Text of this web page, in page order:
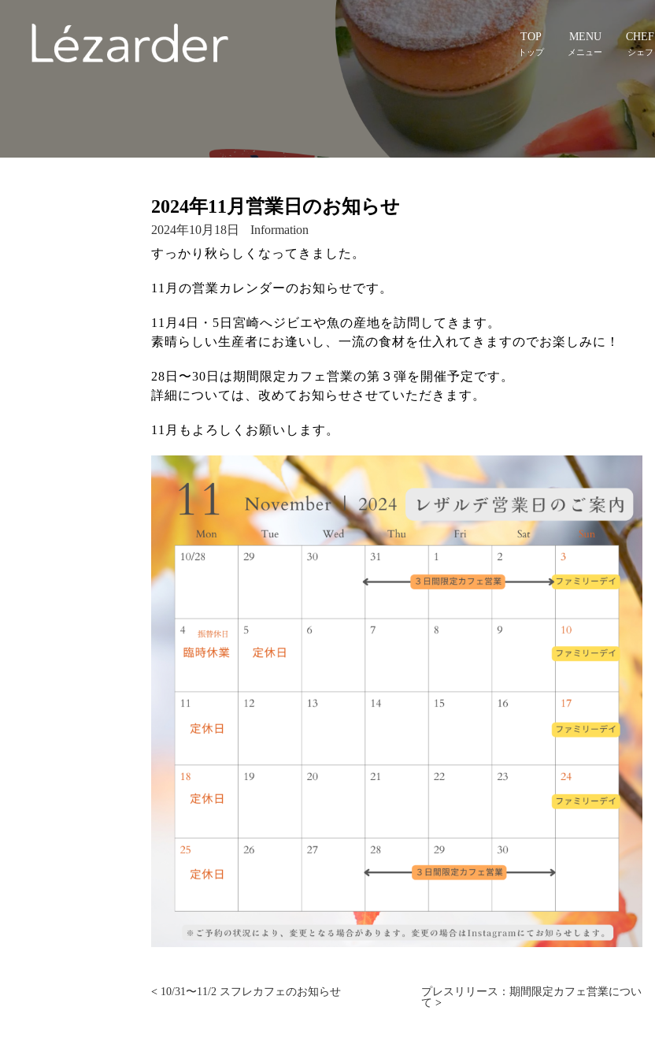
TOP MENU CHEF
2024年11月営業日のお知らせ
2024年10月18日
Information
すっかり秋らしくなってきました。
11月の営業カレンダーのお知らせです。
11月4日・5日宮崎へジビエや魚の産地を訪問してきます。
素晴らしい生産者にお逢いし、一流の食材を仕入れてきますのでお楽しみに！
28日〜30日は期間限定カフェ営業の第３弾を開催予定です。
詳細については、改めてお知らせさせていただきます。
11月もよろしくお願いします。
< 10/31〜11/2 スフレカフェのお知らせ
プレスリリース：期間限定カフェ営業につい
て >